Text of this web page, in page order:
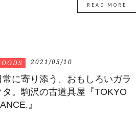
READ MORE
2021/05/10
常に寄り添う、おもしろいガラ
タ。駒沢の古道具屋『TOKYO
』